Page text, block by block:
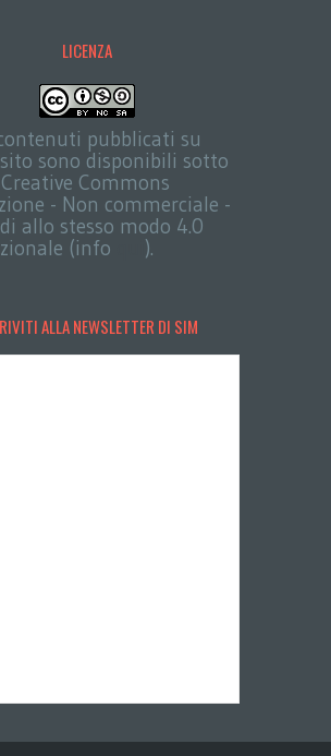
LICENZA
pubblicati su
sono disponibili sotto
Commons
- Non commerciale -
allo stesso modo 4.0
(info
).
ALLA NEWSLETTER DI SIM